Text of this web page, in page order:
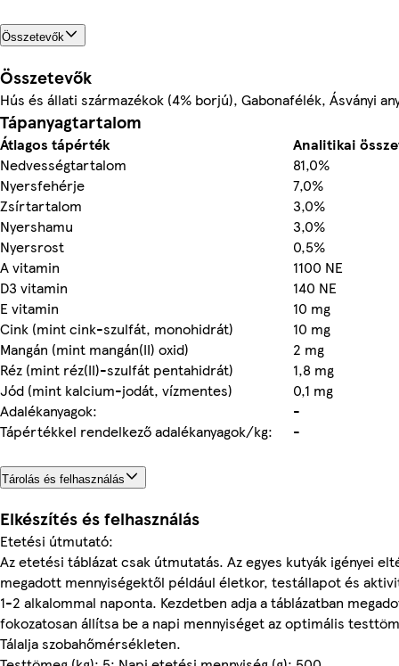
Összetevők
Összetevők
Hús és állati származékok (4% borjú), Gabonafélék, Ásványi
Tápanyagtartalom
Átlagos tápérték
Analitikai
Nedvességtartalom
81,0%
Nyersfehérje
7,0%
Zsírtartalom
3,0%
Nyershamu
3,0%
Nyersrost
0,5%
A vitamin
1100 NE
D3 vitamin
140 NE
E vitamin
10 mg
Cink (mint cink-szulfát, monohidrát)
10 mg
Mangán (mint mangán(II) oxid)
2 mg
Réz (mint réz(II)-szulfát pentahidrát)
1,8 mg
Jód (mint kalcium-jodát, vízmentes)
0,1 mg
Adalékanyagok:
-
Tápértékkel rendelkező adalékanyagok/kg:
-
Tárolás és felhasználás
Elkészítés és felhasználás
Etetési útmutató:
Az etetési táblázat csak útmutatás. Az egyes kutyák igényei
megadott mennyiségektől például életkor, testállapot és
1-2 alkalommal naponta. Kezdetben adja a táblázatban
fokozatosan állítsa be a napi mennyiséget az optimális
Tálalja szobahőmérsékleten.